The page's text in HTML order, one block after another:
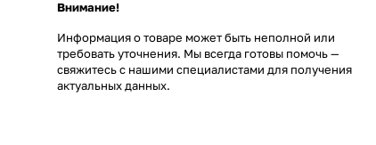
Внимание!
Информация о товаре может быть неполной или
требовать уточнения. Мы всегда готовы помочь —
свяжитесь с нашими специалистами для получения
актуальных данных.